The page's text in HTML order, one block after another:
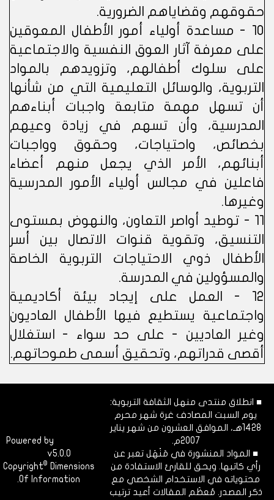
حقوقهم وقضاياهم الضرورية.
10 - مساعدة أولياء أمور الأطفال المعوقين
على معرفة آثار العوق النفسية والاجتماعية
على سلوك أطفالهم، وتزويدهم بالمواد
التربوية، والوسائل التعليمية التي من شأنها
أن تسهل مهمة متابعة واجبات أبناءهم
المدرسية، وأن تسهم في زيادة وعيهم
بخصائص، واحتياجات، وحقوق وواجبات
أبنائهم، الأمر الذي يجعل منهم أعضاء
فاعلين في مجالس أولياء الأمور المدرسية
وغيرها.
11 - توطيد أواصر التعاون، والنهوض بمستوى
التنسيق، وتقوية قنوات الاتصال بين أسر
الأطفال ذوي الاحتياجات التربوية الخاصة
والمسؤولين في المدرسة.
12 - العمل على إيجاد بيئة أكاديمية
واجتماعية يستطيع فيها الأطفال العاديون
وغير العاديين - على حد سواء - استغلال
أقصى قدراتهم، وتحقيق أسمى طموحاتهم.
■ انطلاق منتدى منهل الثقافة التربوية:
يوم السبت المصادف غرة شهر محرم
1428هـ، الموافق العشرون من شهر يناير
2007م.
■ المواد المنشورة في مَنْهَل تعبر عن
رأي كاتبها. ويحق للقارئ الاستفادة من
محتوياته في الاستخدام الشخصي مع
ذكر المصدر. مُعظَم المقالات أعيد ترتيب
Powered by
v5.0.0
Copyright©
Dimensions
Of Information.